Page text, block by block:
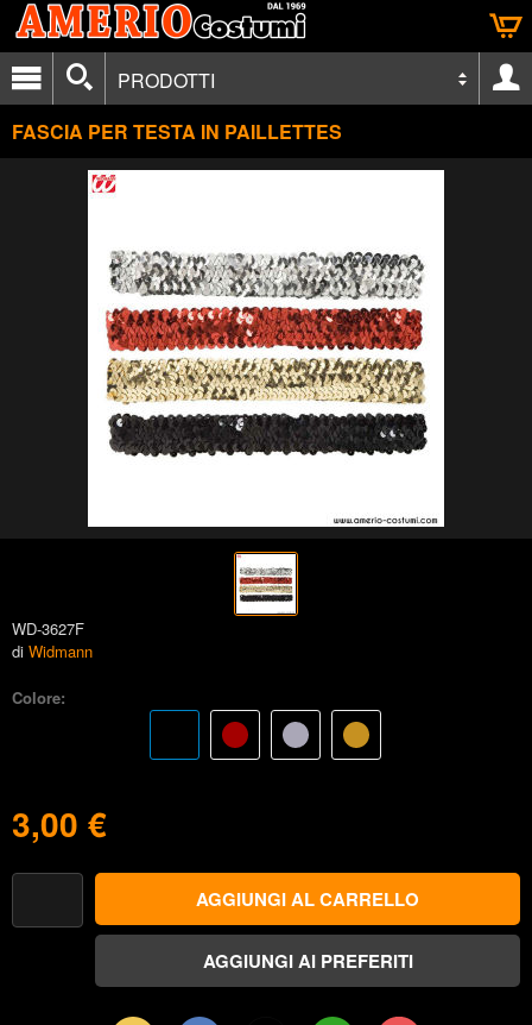
PRODOTTI
FASCIA PER TESTA IN PAILLETTES
WD-3627F
di Widmann
Colore:
3,00 €